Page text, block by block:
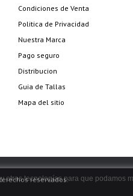
Condiciones de Venta
Politica de Privacidad
Nuestra Marca
Pago seguro
Distribucion
Guia de Tallas
Mapa del sitio
otras tecnologías para que podamos
reservados.